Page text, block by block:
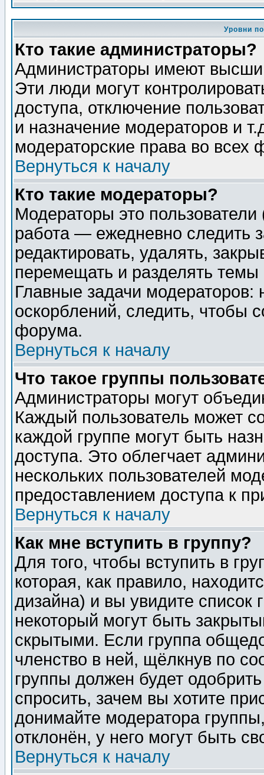
Уровни
Кто такие администраторы?
Администраторы имеют
Эти люди могут
доступа, отключение
и назначение модераторов и
модераторские права во всех
Вернуться к началу
Кто такие модераторы?
Модераторы это
работа — ежедневно следить
редактировать, удалять,
перемещать и разделять
Главные задачи
оскорблений, следить, чтобы
форума.
Вернуться к началу
Что такое группы
Администраторы могут
Каждый пользователь может
каждой группе могут быть
доступа. Это облегчает
нескольких пользователей
предоставлением доступа к
Вернуться к началу
Как мне вступить в группу?
Для того, чтобы вступить в
которая, как правило,
дизайна) и вы увидите список
некоторый могут быть
скрытыми. Если группа
членство в ней, щёлкнув по
группы должен будет
спросить, зачем вы хотите
донимайте модератора
отклонён, у него могут быть
Вернуться к началу